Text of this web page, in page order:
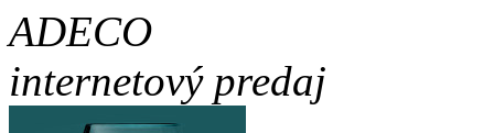
ADECO
internetový predaj